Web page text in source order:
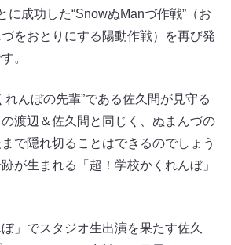
に成功した“SnowぬManづ作戦”（お
をおとりにする陽動作戦）を再び発
。
れんぼの先輩”である佐久間が見守る
渡辺＆佐久間と同じく、ぬまんづの
で隠れ切ることはできるのでしょう
生まれる「超！学校かくれんぼ」
ぼ」でスタジオ生出演を果たす佐久